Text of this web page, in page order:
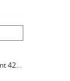
Зонт трость с большим куполом Yuzont 422 прямая ручка